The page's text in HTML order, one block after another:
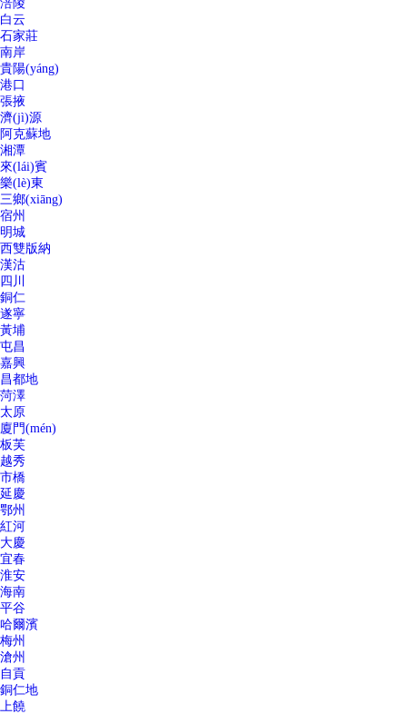
涪陵
白云
石家莊
南岸
貴陽(yáng)
港口
張掖
濟(jì)源
阿克蘇地
湘潭
來(lái)賓
樂(lè)東
三鄉(xiāng)
宿州
明城
西雙版納
漢沽
四川
銅仁
遂寧
黃埔
屯昌
嘉興
昌都地
菏澤
太原
廈門(mén)
板芙
越秀
市橋
延慶
鄂州
紅河
大慶
宜春
淮安
海南
平谷
哈爾濱
梅州
滄州
自貢
銅仁地
上饒